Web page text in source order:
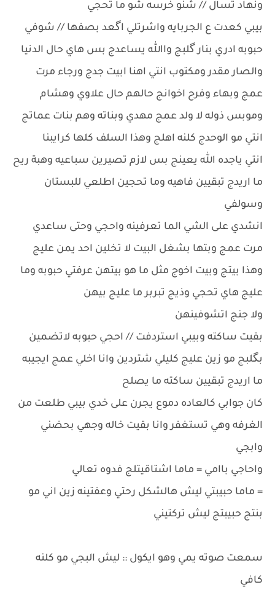
ونهاد تسال // شنو خرسه شو ما تحجي
بيبي كعدت ع الجربايه واشرتلي اگعد بصفها // شوفي
حبوبه ادري بنار گلبج واالله يساعدج بس هاي حال الدنيا
والصار مقدر ومكتوب انتي اهنا ابيت جدج ورجاء مرت
عمج وبهاء وفرح اخوانج حالهم حال علاوي وهشام
وموبس ذوله لا ولد عمج مهدي وبناته وهم بنات عماتج
انتي مو الوحدج كلنه اهلج وهذا السلف كلها كرايبنا
انتي ياجده الله يعينج بس لازم تصيرين سباعيه وهبة ريح
ما اريدج تبقيين فاهيه وما تحجين اطلعي للبستان
وسولفي
انشدي على الشي الما تعرفينه واحجي وحتى ساعدي
مرت عمج وبتها بشغل البيت لا تخلين احد يمن عليج
وهذا بيتج وبيت اخوج مثل ما هو بيتهن عرفتي حبوبه وما
عليج هاي تحجي وذيج تبربر ما عليج بيهن
ولا جنج اتشوفينهن
بقيت ساكته وبيبي استردفت // احجي حبوبه لاتضمين
بگلبج مو زين عليج كليلي شتردين وانا اخلي عمج ايجيبه
ما اريدج تبقيين ساكته ما يصلح
كان جوابي كالعاده دموع يجرن على خدي بيبي طلعت من
الغرفه وهي تستغفر وانا بقيت خاله وجهي بحضني
وابجي
واحاجي باامي = ماما اشتاقيتلج فدوه تعالي
= ماما حبيبتي ليش هالشكل رحتي وعفتينه زين اني مو
بنتج حبيبتج ليش تركتيني
سمعت صوته يمي وهو ايكول :: ليش البجي مو كلنه
كافي